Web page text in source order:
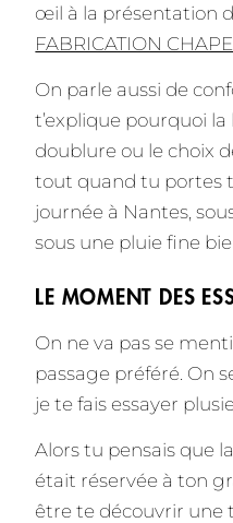
œil à la présentation
FABRICATION
On parle aussi de
t’explique pourquoi
doublure ou le choix
tout quand tu portes
journée à Nantes,
sous une pluie fine
LE MOMENT DES
On ne va pas se
passage préféré. On
je te fais essayer
Alors tu pensais que la
était réservée à ton
être te découvrir une